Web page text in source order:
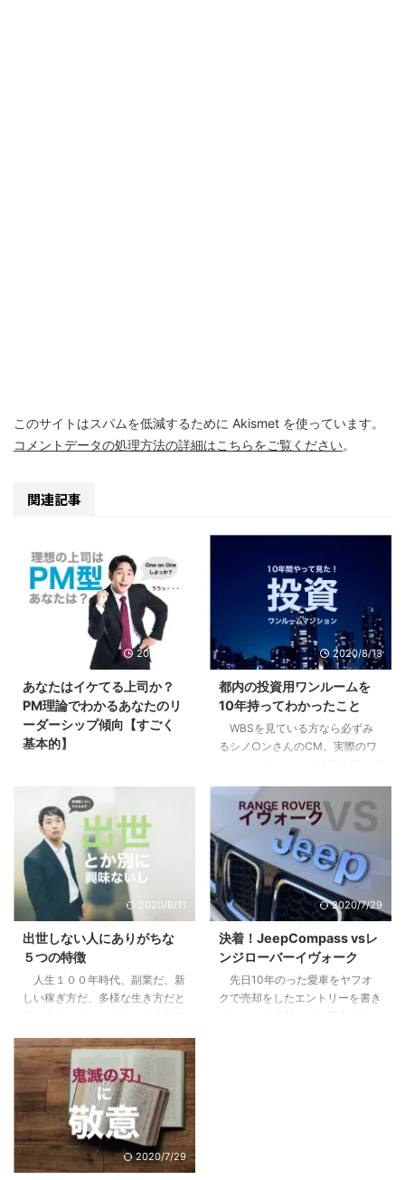
このサイトはスパムを低減するために Akismet を使っています。
コメントデータの処理方法の詳細はこちらをご覧ください。
関連記事
2020/9/10
あなたはイケてる上司か？
PM理論でわかるあなたのリ
ーダーシップ傾向【すごく
基本的】
ーダーシップはあるのか疑問に思
ったり、不安になったはしていま
せんか？自分はイケてるリーダー
なのか？違うのか？気になってし
まったり。 まずはあなたの行動
特性から現在の特徴を見て見まし
ょう。 目次1 PM理論でわかるあ
なたのリーダーシップ【まずはこ
れだけは知っておこう】2 pM型
のあなたは、自己マン注意報3
Pm型のあなたは、無理にPM目指
さなくていいかも4 pm型のあな
た、大丈夫。これから楽しめる5
ーとしての次の次元へ6 ご自分の
PM型を診断して ...
2020/8/13
都内の投資用ワンルームを
10年持ってわかったこと
WBSを見ている方なら必ずみ
るシノ○ンさんのCM。実際のワ
が多少なりとも参考になればと思
います。 目次1 先日売り先が見つ
かり200万くらい儲かった2 「時
間を資産に変える投資」という妙
味3 僕が10年持って手放した３つ
の理由3.1 全ては自分には返って
こないリターン3.2 節税効果とい
くないが、減らすことができにく
い4 やってよかったと思う２つの
こと4.1 税制や資産運用の勉強に
なる。自分で持つのは全然違う。
2020/8/11
出世しない人にありがちな
５つの特徴
人生１００年時代、副業だ、新
しい稼ぎ方だ、多様な生き方だと
少は出世をしていきたいじゃない
かと思っている方に、少しでも参
考になればと思います。 目次1
下記に当てはまる場合は出世から
遠ざかっている1.1 他の社員より
研修を受けていない＝あなたの期
待値が下がっている1.2 仕事の内
2020/7/29
決着！JeepCompass vsレ
ンジローバーイヴォーク
先日10年のった愛車をヤフオ
クで売却をしたエントリーを書き
2020/7/29